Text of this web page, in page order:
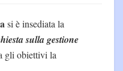
si è insediata la
sulla gestione
gli obiettivi la